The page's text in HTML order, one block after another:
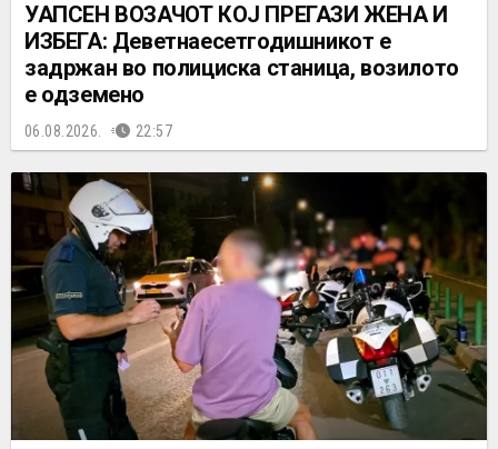
УАПСЕН ВОЗАЧОТ КОЈ ПРЕГАЗИ ЖЕНА И
ИЗБЕГА: Деветнаесетгодишникот е
задржан во полициска станица, возилото
е одземено
06.08.2026. 22:57